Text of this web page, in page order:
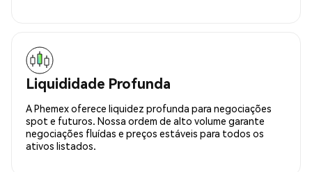
Liquididade Profunda
A Phemex oferece liquidez profunda para negociações
spot e futuros. Nossa ordem de alto volume garante
negociações fluídas e preços estáveis para todos os
ativos listados.